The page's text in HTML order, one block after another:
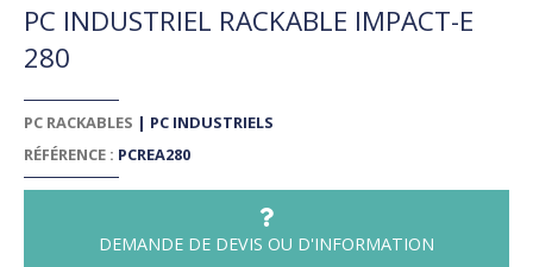
PC INDUSTRIEL RACKABLE IMPACT-E
280
PC RACKABLES | PC INDUSTRIELS
RÉFÉRENCE : PCREA280
DEMANDE DE DEVIS OU D'INFORMATION